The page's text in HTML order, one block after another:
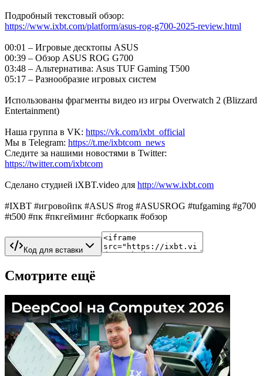
Подробный текстовый обзор:
https://www.ixbt.com/platform/asus-rog-g700-2025-review.html
00:01 – Игровые десктопы ASUS
00:39 – Обзор ASUS ROG G700
03:48 – Альтернатива: Asus TUF Gaming T500
05:17 – Разнообразие игровых систем
Использованы фрагменты видео из игры Overwatch 2 (Blizzard
Entertainment)
Наша группа в VK: https://vk.com/ixbt_official
Мы в Telegram: https://t.me/ixbtcom_news
Следите за нашими новостями в Twitter:
https://twitter.com/ixbtcom
Сделано студией iXBT.video для http://www.ixbt.com
#IXBT #игровойпк #ASUS #rog #ASUSROG #tufgaming #g700
#t500 #пк #пкгейминг #сборкапк #обзор
Код для вставки
Смотрите ещё